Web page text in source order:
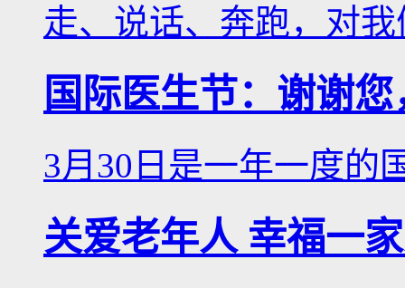
走、说话、奔跑，对
国际医生节：谢谢
3月30日是一年一度的
关爱老年人 幸福一